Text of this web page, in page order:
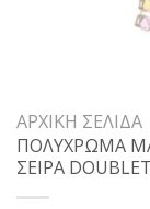
ΑΡΧΙΚΉ ΣΕΛΊΔΑ
ΠΟΛΥΧΡΩΜΑ
ΣΕΙΡΑ